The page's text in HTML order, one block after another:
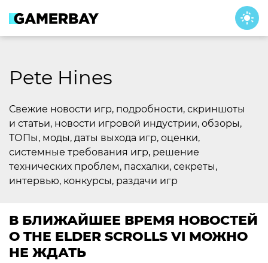
content
Pete Hines
Свежие новости игр, подробности, скриншоты
и статьи, новости игровой индустрии, обзоры,
ТОПы, моды, даты выхода игр, оценки,
системные требования игр, решение
технических проблем, пасхалки, секреты,
интервью, конкурсы, раздачи игр
В БЛИЖАЙШЕЕ ВРЕМЯ НОВОСТЕЙ
О THE ELDER SCROLLS VI МОЖНО
НЕ ЖДАТЬ